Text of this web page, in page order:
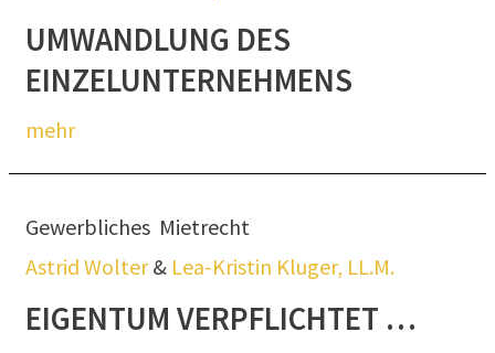
UMWANDLUNG DES
EINZELUNTERNEHMENS
mehr
Gewerbliches Mietrecht
Astrid Wolter& Lea-Kristin Kluger, LL.M.
EIGENTUM VERPFLICHTET …